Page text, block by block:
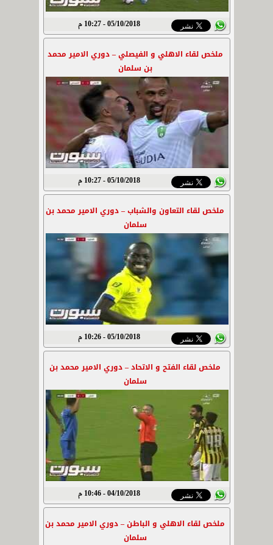
05/10/2018 - 10:27 م
ملخص لقاء الاهلي و الفيصلي – دوري الامير محمد
بن سلمان
05/10/2018 - 10:27 م
ملخص لقاء التعاون والشباب – دوري الامير محمد بن
سلمان
05/10/2018 - 10:26 م
ملخص لقاء الفتح و الاتحاد – دوري الامير محمد بن
سلمان
04/10/2018 - 10:46 م
ملخص لقاء الاهلي و الباطن – دوري الامير محمد بن
سلمان